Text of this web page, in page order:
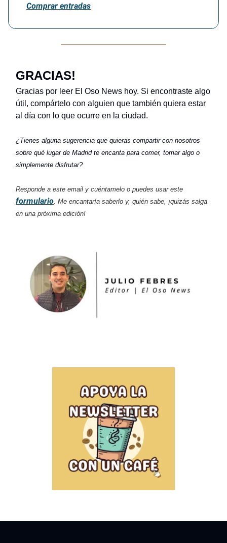
Comprar entradas
GRACIAS!
Gracias por leer El Oso News hoy. Si encontraste algo
útil, compártelo con alguien que también quiera estar
al día con lo que ocurre en la ciudad.
¿Tienes alguna sugerencia que quieras compartir con nosotros
sobre qué lugar de Madrid te encanta para comer, tomar algo o
simplemente disfrutar?
Responde a este email y cuéntamelo o puedes usar este
formulario . Me encantaría saberlo y, quién sabe, ¡quizás salga
en una próxima edición!